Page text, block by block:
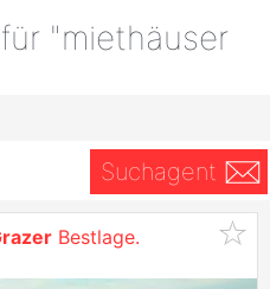
"miethäuser
Suchagent
Bestlage.